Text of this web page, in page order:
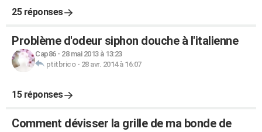
25 réponses
Problème d'odeur siphon douche à l'italienne
Cap86- 28 mai 2013 à 13:23
ptitbrico- 28 avr. 2014 à 16:07
15 réponses
Comment dévisser la grille de ma bonde de